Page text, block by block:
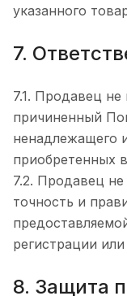
указанного
7.
7.1. Продавец не
причиненный
ненадлежащего
приобретенных
7.2. Продавец не
точность и
регистрации
8. Защита